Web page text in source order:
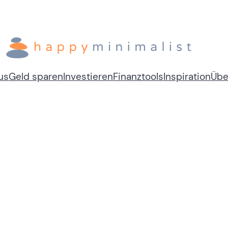
Geld sparenInvestierenFinanztoolsInspiration